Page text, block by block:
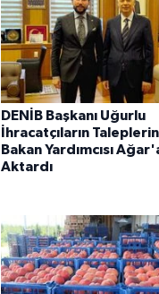
DENİB Başkanı Uğurlu
İhracatçıların
Bakan Yardımcısı
Aktardı